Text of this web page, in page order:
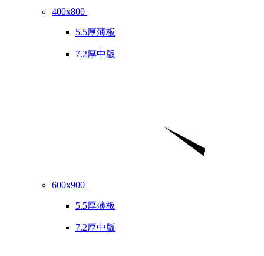
400x800
5.5厚薄板
7.2厚中版
600x900
5.5厚薄板
7.2厚中版